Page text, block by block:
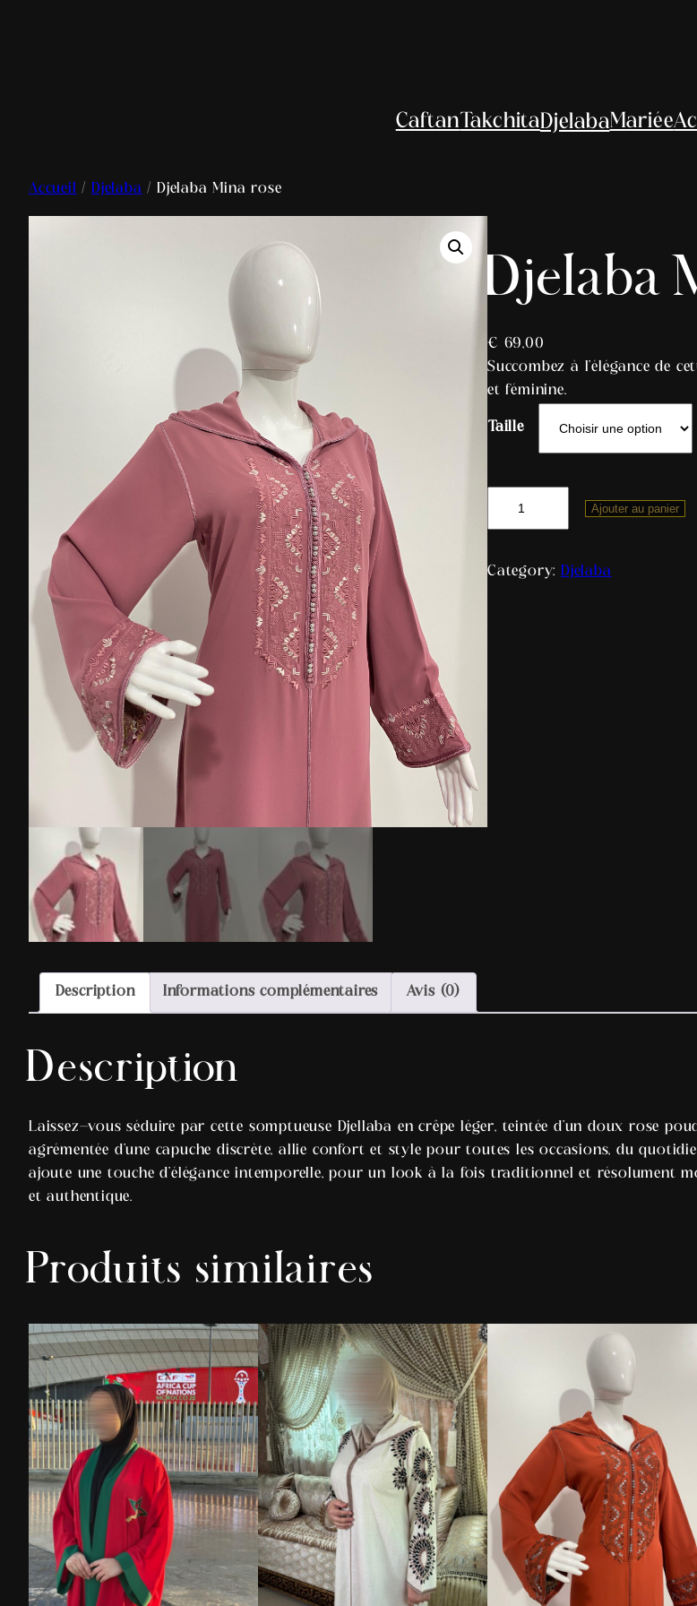
Caftan TakchitaDjelabaMariée
Accueil /Djelaba / Djelaba Mina rose
Djelaba
€ 69,00
Succombez à l’élégance de
et féminine.
Taille
Ajouter au panier
Category:Djelaba
Description Informations complémentaires Avis (0)
Description
Laissez-vous séduire par cette somptueuse Djellaba en crêpe léger, teintée d’un doux rose
agrémentée d’une capuche discrète, allie confort et style pour toutes les occasions, du
ajoute une touche d’élégance intemporelle, pour un look à la fois traditionnel et résolument
et authentique.
Produits similaires